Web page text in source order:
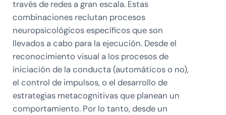
través de redes a gran escala. Estas
combinaciones reclutan procesos
neuropsicológicos específicos que son
llevados a cabo para la ejecución. Desde el
reconocimiento visual a los procesos de
iniciación de la conducta (automáticos o no),
el control de impulsos, o el desarrollo de
estrategias metacognitivas que planean un
comportamiento. Por lo tanto, desde un